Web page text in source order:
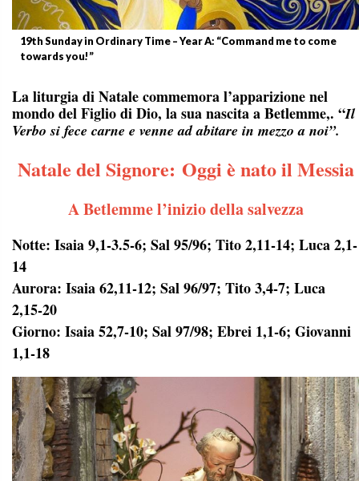
19th Sunday in Ordinary Time – Year A: “Command me to come
towards you!”
La liturgia di Natale commemora l’apparizione nel
mondo del Figlio di Dio, la sua nascita a Betlemme,. “Il
Verbo si fece carne e venne ad abitare in mezzo a noi”.
Natale del Signore: Oggi è nato il Messia
A Betlemme l’inizio della salvezza
Notte: Isaia 9,1-3.5-6; Sal 95/96; Tito 2,11-14; Luca 2,1-
14
Aurora: Isaia 62,11-12; Sal 96/97; Tito 3,4-7; Luca
2,15-20
Giorno: Isaia 52,7-10; Sal 97/98; Ebrei 1,1-6; Giovanni
1,1-18